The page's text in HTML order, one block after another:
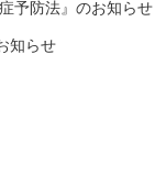
予防法』のお知らせ
知らせ